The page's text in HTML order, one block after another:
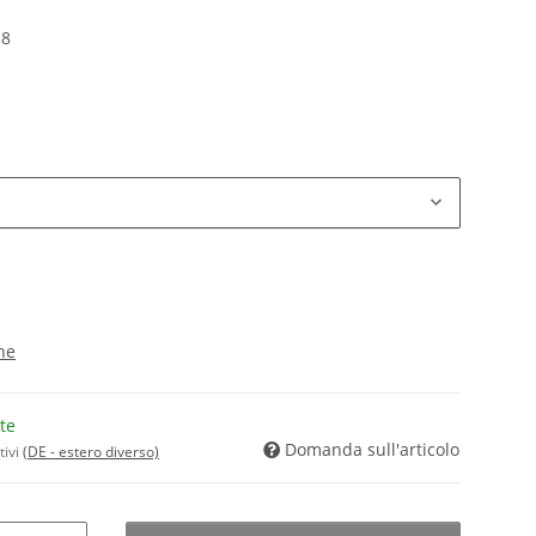
(DE - estero diverso) Domanda sull'articolo